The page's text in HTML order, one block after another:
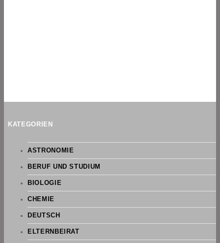
KATEGORIEN
ASTRONOMIE
BERUF UND STUDIUM
BIOLOGIE
CHEMIE
DEUTSCH
ELTERNBEIRAT